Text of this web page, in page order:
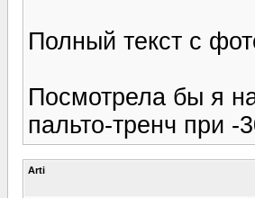
Полный текст с
Посмотрела бы я
пальто-тренч при -
Arti